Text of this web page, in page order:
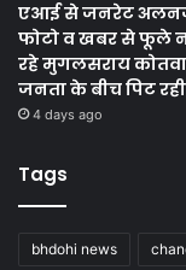
एआई से जनरेट
फोटो व खबर से फूले
रहे मुगलसराय
जनता के बीच पिट
4 days ago
Tags
bhdohi news